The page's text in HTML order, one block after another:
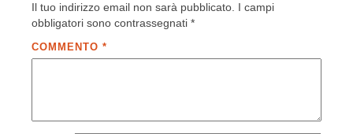
Il tuo indirizzo email non sarà pubblicato. I campi
obbligatori sono contrassegnati *
COMMENTO *